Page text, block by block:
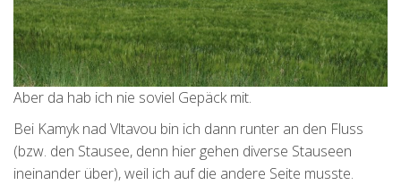
Aber da hab ich nie soviel Gepäck mit.
Bei Kamyk nad Vltavou bin ich dann runter an den Fluss
(bzw. den Stausee, denn hier gehen diverse Stauseen
ineinander über), weil ich auf die andere Seite musste.